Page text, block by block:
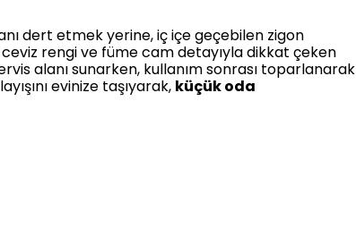
dert etmek yerine, iç içe geçebilen zigon
ceviz rengi ve füme cam detayıyla dikkat çeken
alanı sunarken, kullanım sonrası toparlanarak
evinize taşıyarak, küçük oda